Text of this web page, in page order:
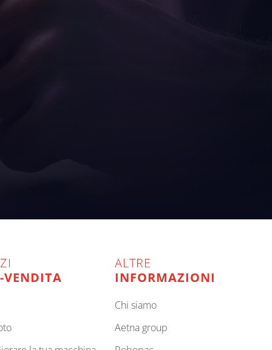
VENDITA
ALTRE
INFORMAZIONI
chi siamo
aetna group